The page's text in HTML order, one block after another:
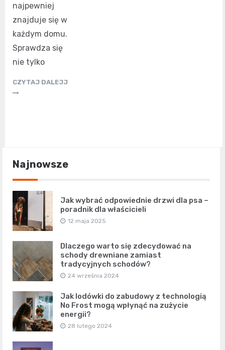
najpewniej
znajduje się w
każdym domu.
Sprawdza się
nie tylko
CZYTAJ DALEJJ
Najnowsze
Jak wybrać odpowiednie drzwi dla psa –
poradnik dla właścicieli
12 maja 2025
Dlaczego warto się zdecydować na
schody drewniane zamiast
tradycyjnych schodów?
24 września 2024
Jak lodówki do zabudowy z technologią
No Frost mogą wpłynąć na zużycie
energii?
28 lutego 2024